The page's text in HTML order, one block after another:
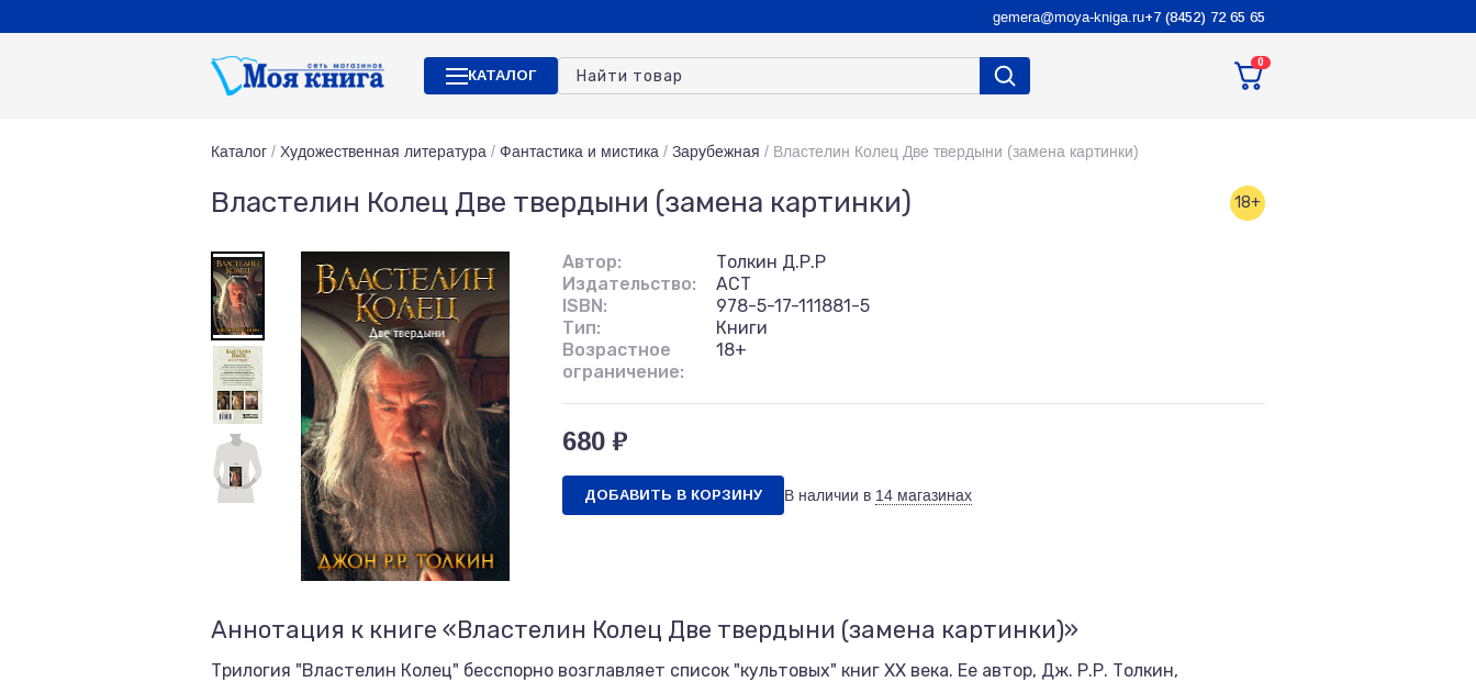
gemera@moya-kniga.ru+7 (8452) 72 65 65
КАТАЛОГ
0
Каталог / Художественная литература / Фантастика и мистика / Зарубежная / Властелин Колец Две твердыни (замена картинки)
Властелин Колец Две твердыни (замена картинки) 18+
Автор:
Толкин Д.Р.Р
Издательство:
АСТ
ISBN:
978-5-17-111881-5
Тип:
Книги
Возрастное
ограничение:
18+
680 ₽
ДОБАВИТЬ В КОРЗИНУ В наличии в 14 магазинах
Аннотация к книге «Властелин Колец Две твердыни (замена картинки)»
Трилогия "Властелин Колец" бесспорно возглавляет список "культовых" книг XX века. Ее автор, Дж. Р.Р. Толкин,